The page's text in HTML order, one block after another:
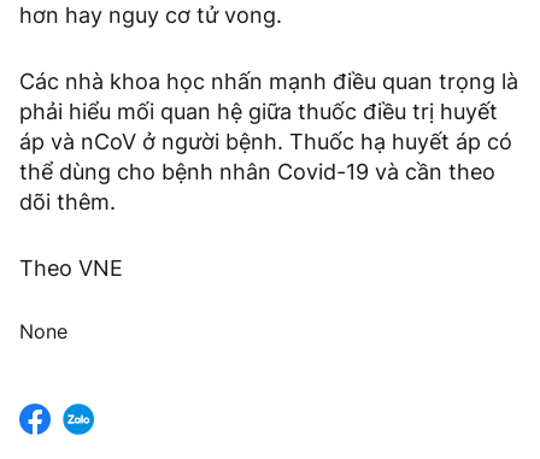
hơn hay nguy cơ tử vong.
Các nhà khoa học nhấn mạnh điều quan trọng là
phải hiểu mối quan hệ giữa thuốc điều trị huyết
áp và nCoV ở người bệnh. Thuốc hạ huyết áp có
thể dùng cho bệnh nhân Covid-19 và cần theo
dõi thêm.
Theo VNE
None